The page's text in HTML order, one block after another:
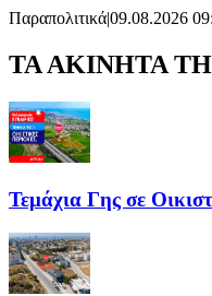
Παραπολιτικά|09.08.2026
ΤΑ ΑΚΙΝΗΤΑ
Τεμάχια Γης σε